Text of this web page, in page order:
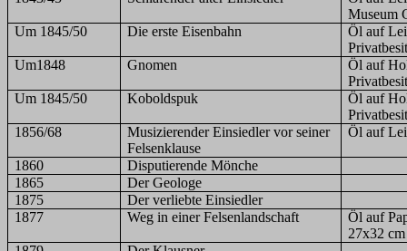
Museum
Um 1845/50
Die erste Eisenbahn
Öl auf
Um1848
Gnomen
Öl auf
Um 1845/50
Koboldspuk
Öl auf
1856/68
Musizierender Einsiedler vor seiner
Felsenklause
Öl auf
1860
Disputierende Mönche
1865
Der Geologe
1875
Der verliebte Einsiedler
1877
Weg in einer Felsenlandschaft
Öl auf
27x32 cm